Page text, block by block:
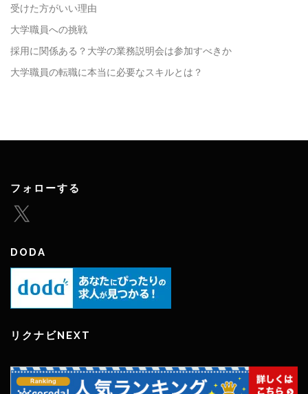
受けた方がいい理由
大学職員への挑戦
採用に関係ある？大学の業務説明会は参加すべきか
大学職員の転職に本当に必要なスキルとは？
フォローする
X
DODA
リクナビNEXT